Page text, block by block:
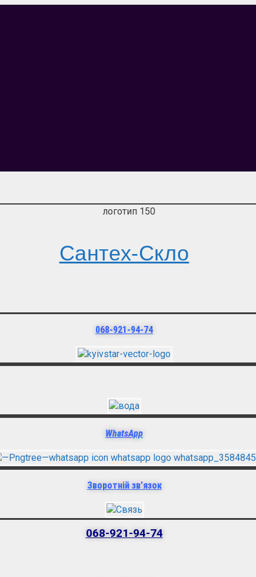
Сантех-Скло
068-921-94-74
WhatsApp
Зворотній зв’язок
068-921-94-74